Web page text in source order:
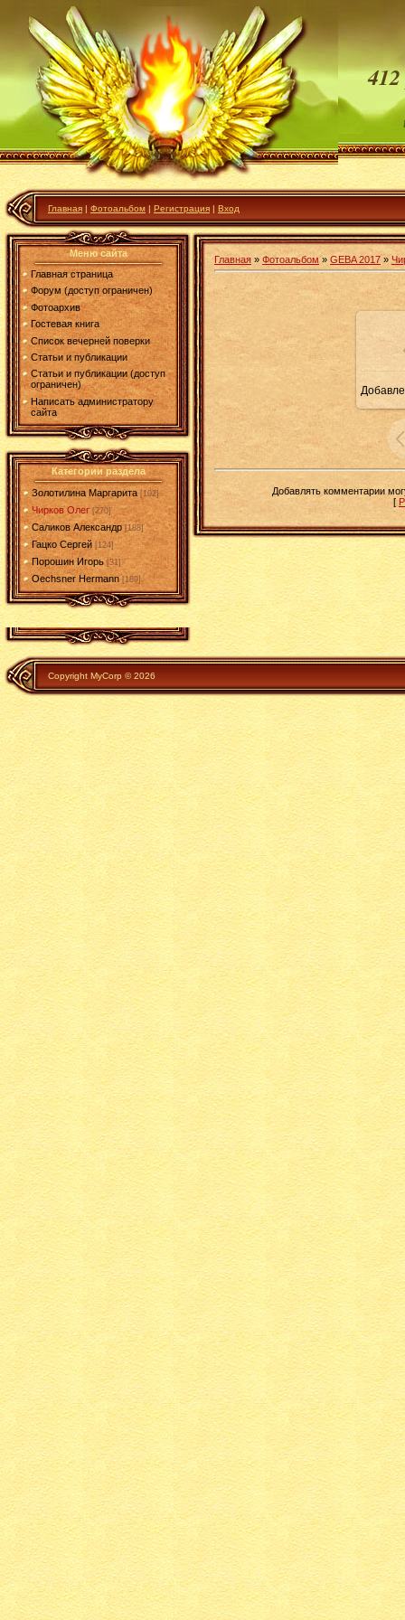
Главная | Фотоальбом | Регистрация | Вход
Меню сайта
Главная страница
Форум (доступ ограничен)
Фотоархив
Гостевая книга
Список вечерней поверки
Статьи и публикации
Статьи и публикации (доступ
ограничен)
Написать администратору
сайта
Категории раздела
Золотилина Маргарита [102]
Чирков Олег [270]
Саликов Александр [188]
Гацко Сергей [124]
Порошин Игорь [31]
Oechsner Hermann [189]
Главная » Фотоальбом» GEBA 2017 »
Добавлять комментарии
[
Copyright MyCorp © 2026